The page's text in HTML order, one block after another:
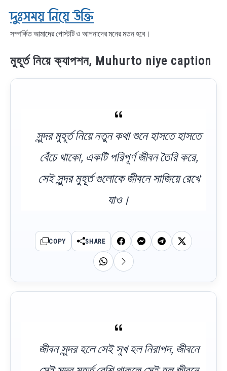
দুঃসময় নিয়ে উক্তি
সম্পর্কিত আমাদের পোস্টটি ও আপনাদের মনের মতন হবে।
মুহূর্ত নিয়ে ক্যাপশন, Muhurto niye caption
সুন্দর মুহূর্ত নিয়ে নতুন কথা শুনে হাসতে হাসতে
বেঁচে থাকো, একটি পরিপূর্ণ জীবন তৈরি করে,
সেই সুন্দর মুহূর্ত গুলোকে জীবনে সাজিয়ে রেখে
যাও।
COPY SHARE
জীবন সুন্দর হলে সেই সুখ হল নিরাপদ, জীবনে